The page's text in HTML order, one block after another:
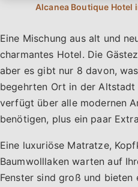
Eine Mischung aus alt und
charmantes Hotel. Die
aber es gibt nur 8 davon,
begehrten Ort in der Altstadt
verfügt über alle modernen
benötigen, plus ein paar
Eine luxuriöse Matratze,
Baumwolllaken warten auf
Fenster sind groß und